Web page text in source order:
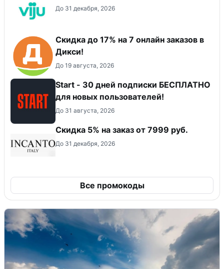
До 31 декабря, 2026
Скидка до 17% на 7 онлайн заказов в
Дикси!
До 19 августа, 2026
Start - 30 дней подписки БЕСПЛАТНО
для новых пользователей!
До 31 августа, 2026
Скидка 5% на заказ от 7999 руб.
До 31 декабря, 2026
Все промокоды